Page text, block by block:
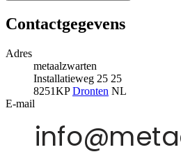
Contactgegevens
Adres
metaalzwarten
Installatieweg 25 25
8251KPDronten NL
E-mail